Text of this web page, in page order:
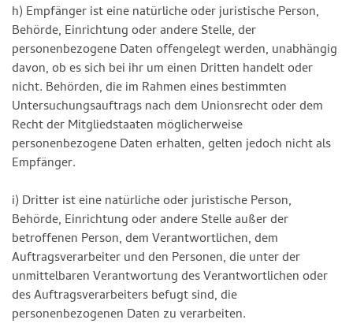
h) Empfänger ist eine natürliche oder juristische Person,
Behörde, Einrichtung oder andere Stelle, der
personenbezogene Daten offengelegt werden, unabhängig
davon, ob es sich bei ihr um einen Dritten handelt oder
nicht. Behörden, die im Rahmen eines bestimmten
Untersuchungsauftrags nach dem Unionsrecht oder dem
Recht der Mitgliedstaaten möglicherweise
personenbezogene Daten erhalten, gelten jedoch nicht als
Empfänger.
i) Dritter ist eine natürliche oder juristische Person,
Behörde, Einrichtung oder andere Stelle außer der
betroffenen Person, dem Verantwortlichen, dem
Auftragsverarbeiter und den Personen, die unter der
unmittelbaren Verantwortung des Verantwortlichen oder
des Auftragsverarbeiters befugt sind, die
personenbezogenen Daten zu verarbeiten.